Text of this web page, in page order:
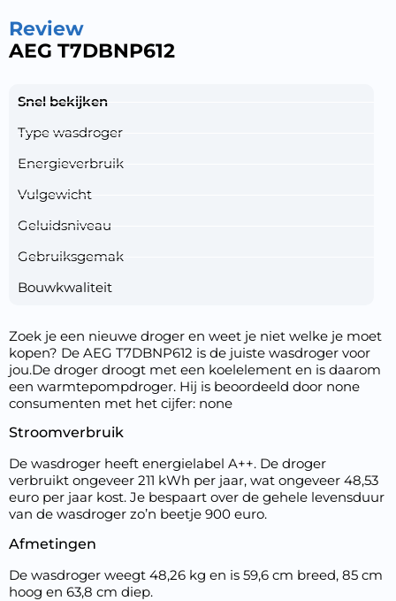
Review
AEG T7DBNP612
Snel bekijken
Type wasdroger
Energieverbruik
Vulgewicht
Geluidsniveau
Gebruiksgemak
Bouwkwaliteit
Zoek je een nieuwe droger en weet je niet welke je moet
kopen? De AEG T7DBNP612 is de juiste wasdroger voor
jou.De droger droogt met een koelelement en is daarom
een warmtepompdroger. Hij is beoordeeld door none
consumenten met het cijfer: none
Stroomverbruik
De wasdroger heeft energielabel A++. De droger
verbruikt ongeveer 211 kWh per jaar, wat ongeveer 48,53
euro per jaar kost. Je bespaart over de gehele levensduur
van de wasdroger zo’n beetje 900 euro.
Afmetingen
De wasdroger weegt 48,26 kg en is 59,6 cm breed, 85 cm
hoog en 63,8 cm diep.